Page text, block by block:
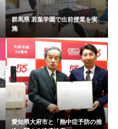
群馬県 若葉学園で出前授業を実
施
愛知県大府市と「熱中症予防の推